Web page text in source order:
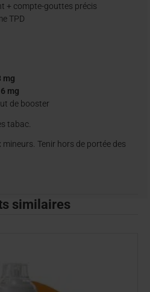
+ compte-gouttes précis
TPD
mg
6 mg
de booster
tabac.
Tenir hors de portée des
similaires